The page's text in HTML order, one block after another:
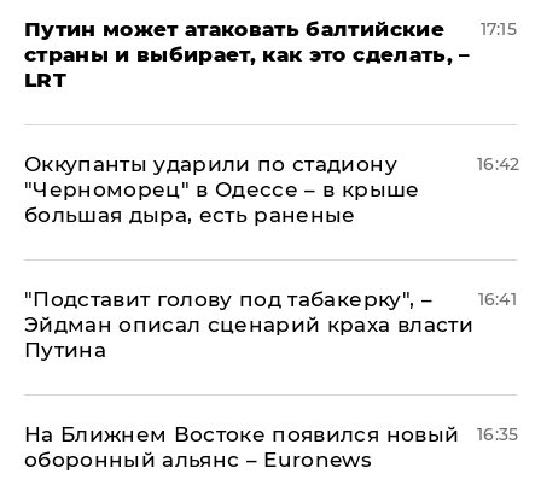
Путин может атаковать балтийские
страны и выбирает, как это сделать, –
LRT
17:15
Оккупанты ударили по стадиону
"Черноморец" в Одессе – в крыше
большая дыра, есть раненые
16:42
​"Подставит голову под табакерку", –
Эйдман описал сценарий краха власти
Путина
16:41
На Ближнем Востоке появился новый
оборонный альянс – Euronews
16:35